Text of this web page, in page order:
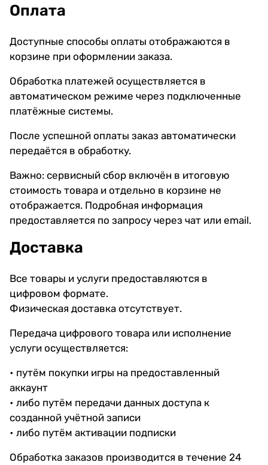
Оплата
Доступные способы оплаты отображаются в
корзине при оформлении заказа.
Обработка платежей осуществляется в
автоматическом режиме через подключенные
платёжные системы.
После успешной оплаты заказ автоматически
передаётся в обработку.
Важно: сервисный сбор включён в итоговую
стоимость товара и отдельно в корзине не
отображается. Подробная информация
предоставляется по запросу через чат или email.
Доставка
Все товары и услуги предоставляются в
цифровом формате.
Физическая доставка отсутствует.
Передача цифрового товара или исполнение
услуги осуществляется:
• путём покупки игры на предоставленный
аккаунт
• либо путём передачи данных доступа к
созданной учётной записи
• либо путём активации подписки
Обработка заказов производится в течение 24